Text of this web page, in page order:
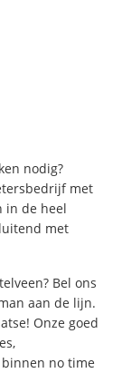
nodig?
met
in de heel
met
Bel ons
aan de lijn.
Onze goed
no time